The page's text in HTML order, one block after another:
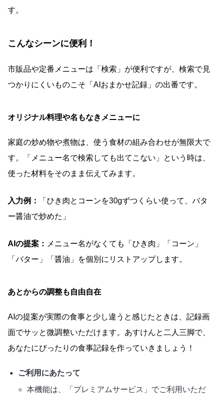
す。
こんなシーンに便利！
市販品や定番メニューは「検索」が便利ですが、検索で見
つかりにくいものこそ「AIおまかせ記録」の出番です。
オリジナル料理や名もなきメニューに
家庭の炒め物や煮物は、使う食材の組み合わせが無限大で
す。「メニュー名で検索しても出てこない」という時は、
使った材料をそのまま伝えてみます。
入力例：
「ひき肉とコーンを30gずつくらい使って、バタ
ー醤油で炒めた」
AIの提案： メニュー名がなくても「ひき肉」「コーン」
「バター」「醤油」を個別にリストアップします。
あとからの調整も自由自在
AIの提案が実際の食事と少し違うと感じたときは、記録画
面でサッと微調整いただけます。あすけんと二人三脚で、
あなたにぴったりの食事記録を作っていきましょう！
ご利用にあたって
本機能は、「プレミアムサービス」でご利用いただ